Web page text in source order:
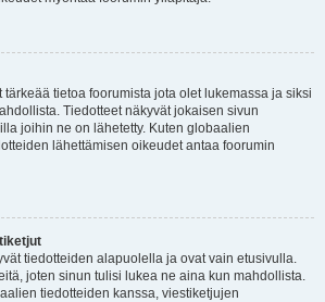
tietoa foorumista jota olet lukemassa ja siksi
Tiedotteet näkyvät jokaisen sivun
joihin ne on lähetetty. Kuten globaalien
lähettämisen oikeudet antaa foorumin
tiedotteiden alapuolella ja ovat vain etusivulla.
joten sinun tulisi lukea ne aina kun mahdollista.
tiedotteiden kanssa, viestiketjujen